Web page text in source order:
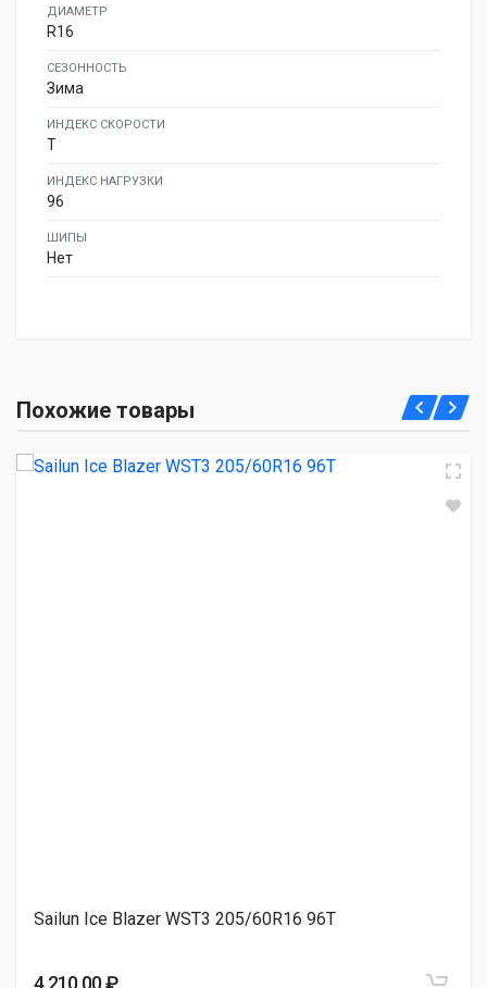
ДИАМЕТР
R16
СЕЗОННОСТЬ
Зима
ИНДЕКС СКОРОСТИ
T
ИНДЕКС НАГРУЗКИ
96
ШИПЫ
Нет
Cordiant NordWay 2 PW-5 205/60R16 96Q
Похожие товары
Sailun Ice Blazer WST3 205/60R16 96T
4 210.00 ₽